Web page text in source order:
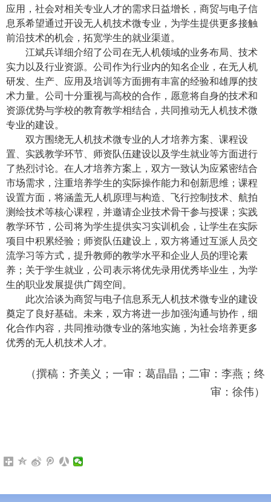
应用，社会对相关专业人才的需求日益增长，商贸与电子信
息系希望通过开设无人机技术微专业，为学生提供更多接触
前沿技术的机会，拓宽学生的就业渠道。
江斌兵详细介绍了公司在无人机领域的业务布局、技术
实力以及行业资源。公司作为行业内的知名企业，在无人机
研发、生产、应用及培训等方面拥有丰富的经验和雄厚的技
术力量。公司十分重视与高校的合作，愿意将自身的技术和
资源优势与学校的教育教学相结合，共同推动无人机技术微
专业的建设。
双方围绕无人机技术微专业的人才培养方案、课程设
置、实践教学环节、师资队伍建设以及学生就业等方面进行
了热烈讨论。在人才培养方案上，双方一致认为应紧密结合
市场需求，注重培养学生的实际操作能力和创新思维；课程
设置方面，将涵盖无人机原理与构造、飞行控制技术、航拍
测绘技术等核心课程，并邀请企业技术骨干参与授课；实践
教学环节，公司将为学生提供实习实训机会，让学生在实际
项目中积累经验；师资队伍建设上，双方将通过互派人员交
流学习等方式，提升教师的教学水平和企业人员的理论素
养；关于学生就业，公司表示将优先录用优秀毕业生，为学
生的职业发展提供广阔空间。
此次洽谈为商贸与电子信息系无人机技术微专业的建设
奠定了良好基础。未来，双方将进一步加强沟通与协作，细
化合作内容，共同推动微专业的落地实施，为社会培养更多
优秀的无人机技术人才。
（撰稿：齐美义；一审：葛晶晶；二审：李燕；终
审：徐伟）